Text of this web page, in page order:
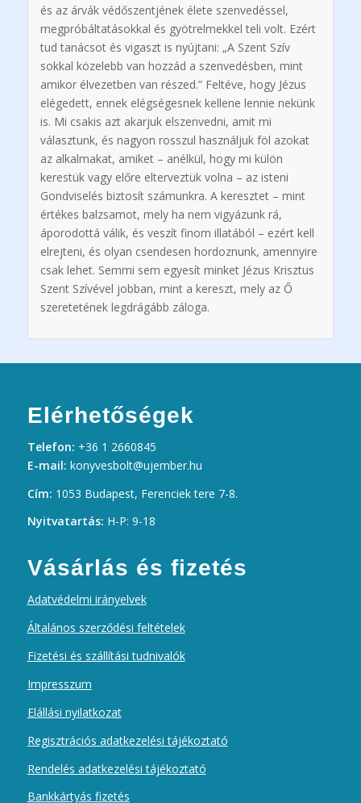
és az árvák védőszentjének élete szenvedéssel,
megpróbáltatásokkal és gyötrelmekkel teli volt. Ezért
tud tanácsot és vigaszt is nyújtani: „A Szent Szív
sokkal közelebb van hozzád a szenvedésben, mint
amikor élvezetben van részed.” Feltéve, hogy Jézus
elégedett, ennek elégségesnek kellene lennie nekünk
is. Mi csakis azt akarjuk elszenvedni, amit mi
választunk, és nagyon rosszul használjuk föl azokat
az alkalmakat, amiket – anélkül, hogy mi külön
kerestük vagy előre elterveztük volna – az isteni
Gondviselés biztosít számunkra. A keresztet – mint
értékes balzsamot, mely ha nem vigyázunk rá,
áporodottá válik, és veszít finom illatából – ezért kell
elrejteni, és olyan csendesen hordoznunk, amennyire
csak lehet. Semmi sem egyesít minket Jézus Krisztus
Szent Szívével jobban, mint a kereszt, mely az Ő
szeretetének legdrágább záloga.
Elérhetőségek
Telefon: +36 1 2660845
E-mail: konyvesbolt@ujember.hu
Cím: 1053 Budapest, Ferenciek tere 7-8.
Nyitvatartás: H-P: 9-18
Vásárlás és fizetés
Adatvédelmi irányelvek
Általános szerződési feltételek
Fizetési és szállítási tudnivalók
Impresszum
Elállási nyilatkozat
Regisztrációs adatkezelési tájékoztató
Rendelés adatkezelési tájékoztató
Bankkártyás fizetés